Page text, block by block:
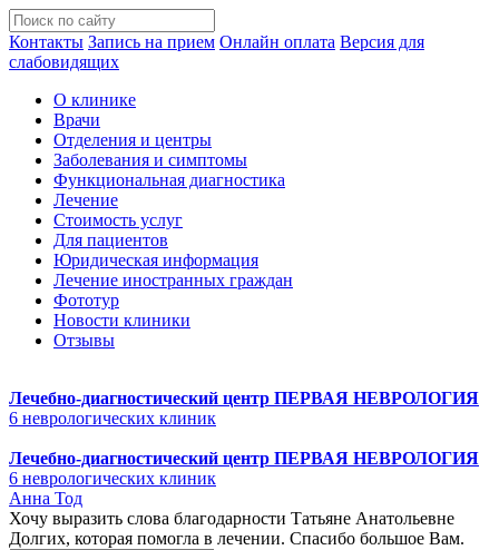
Контакты Запись на прием Онлайн оплата Версия для
слабовидящих
О клинике
Врачи
Отделения и центры
Заболевания и симптомы
Функциональная диагностика
Лечение
Стоимость услуг
Для пациентов
Юридическая информация
Лечение иностранных граждан
Фототур
Новости клиники
Отзывы
Лечебно-диагностический центр ПЕРВАЯ НЕВРОЛОГИЯ
6 неврологических клиник
Лечебно-диагностический центр ПЕРВАЯ НЕВРОЛОГИЯ
6 неврологических клиник
Анна Тод
Хочу выразить слова благодарности Татьяне Анатольевне
Долгих, которая помогла в лечении. Спасибо большое Вам.